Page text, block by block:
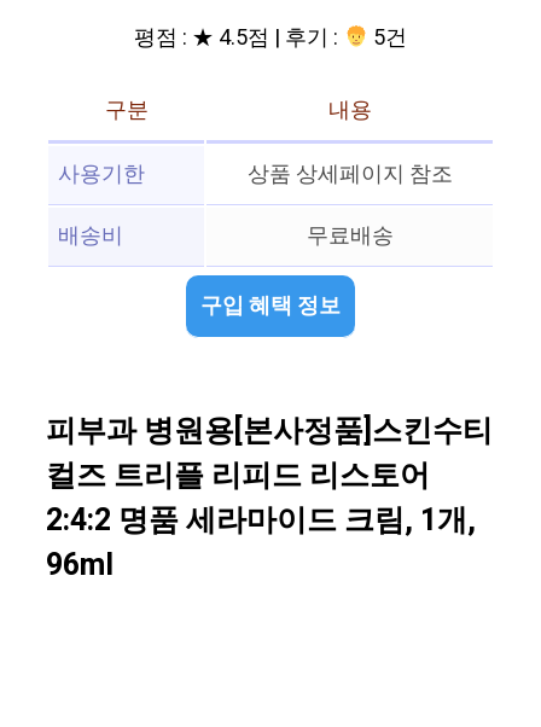
평점 : ★ 4.5점 | 후기 :
5건
구분
내용
사용기한
상품 상세페이지 참조
배송비
무료배송
구입 혜택 정보
피부과 병원용[본사정품]스킨수티
컬즈 트리플 리피드 리스토어
2:4:2 명품 세라마이드 크림, 1개,
96ml